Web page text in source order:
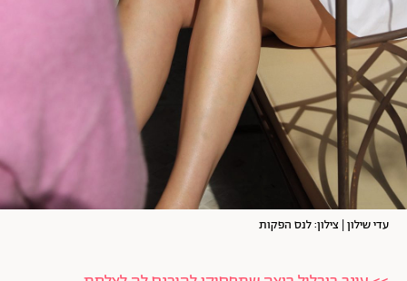
עדי שילון | צילון: לנס הפקות